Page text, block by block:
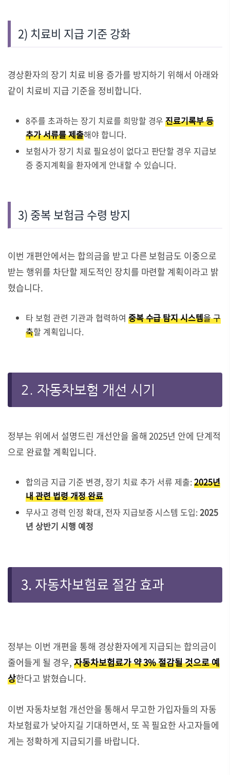
2) 치료비 지급 기준 강화
경상환자의 장기 치료 비용 증가를 방지하기 위해서 아래와
같이 치료비 지급 기준을 정비합니다.
8주를 초과하는 장기 치료를 희망할 경우진료기록부 등
추가 서류를 제출해야 합니다.
보험사가 장기 치료 필요성이 없다고 판단할 경우 지급보
증 중지계획을 환자에게 안내할 수 있습니다.
3) 중복 보험금 수령 방지
이번 개편안에서는 합의금을 받고 다른 보험금도 이중으로
받는 행위를 차단할 제도적인 장치를 마련할 계획이라고 밝
혔습니다.
타 보험 관련 기관과 협력하여 중복 수급 탐지 시스템을 구
축할 계획입니다.
2. 자동차보험 개선 시기
정부는 위에서 설명드린 개선안을 올해 2025년 안에 단계적
으로 완료할 계획입니다.
합의금 지급 기준 변경, 장기 치료 추가 서류 제출:2025년
내 관련 법령 개정 완료
무사고 경력 인정 확대, 전자 지급보증 시스템 도입:2025
년 상반기 시행 예정
3. 자동차보험료 절감 효과
정부는 이번 개편을 통해 경상환자에게 지급되는 합의금이
줄어들게 될 경우, 자동차보험료가 약 3% 절감될 것으로 예
상한다고 밝혔습니다.
이번 자동차보험 개선안을 통해서 무고한 가입자들의 자동
차보험료가 낮아지길 기대하면서, 또 꼭 필요한 사고자들에
게는 정확하게 지급되기를 바랍니다.